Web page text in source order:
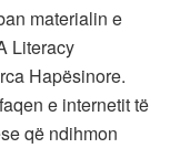
materialin e
Literacy
Hapësinore.
e internetit të
që ndihmon